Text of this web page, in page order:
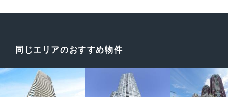
同じエリアのおすすめ物件